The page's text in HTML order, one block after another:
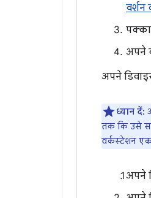
पक्का
अपने
अपने
ध्यान दें:
तक कि उसे
वर्कस्टेशन
अपने